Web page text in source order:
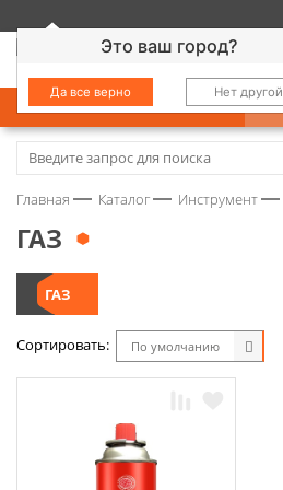
Это ваш город?
Да все верно Нет другой
КАТАЛОГ
Замочно-скобяные изделия
Колеса
Круги и абразивы
Главная Каталог Инструмент
ГАЗ
ГАЗ
Сортировать: По умолчанию